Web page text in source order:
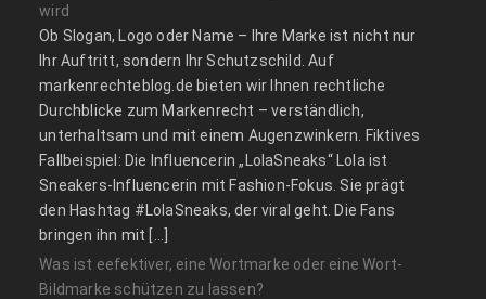
wird
Ob Slogan, Logo oder Name – Ihre Marke ist nicht nur
Ihr Auftritt, sondern Ihr Schutzschild. Auf
markenrechteblog.de bieten wir Ihnen rechtliche
Durchblicke zum Markenrecht – verständlich,
unterhaltsam und mit einem Augenzwinkern. Fiktives
Fallbeispiel: Die Influencerin „LolaSneaks“ Lola ist
Sneakers-Influencerin mit Fashion-Fokus. Sie prägt
den Hashtag #LolaSneaks, der viral geht. Die Fans
bringen ihn mit […]
Was ist eefektiver, eine Wortmarke oder eine Wort-
Bildmarke schützen zu lassen?